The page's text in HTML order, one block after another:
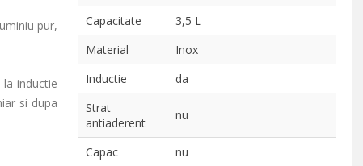
pur,
inductie
si dupa
Capacitate
3,5 L
Material
Inox
Inductie
da
Strat
antiaderent
nu
Capac
nu